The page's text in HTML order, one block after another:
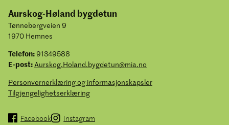
Aurskog-Høland bygdetun
Tønnebergveien 9
1970 Hemnes
Telefon:91349588
E-post: Aurskog.Holand.bygdetun@mia.no
Personvernerklæring og informasjonskapsler
Tilgjengelighetserklæring
Facebook Instagram